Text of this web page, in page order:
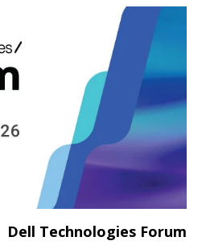
Dell Technologies Forum